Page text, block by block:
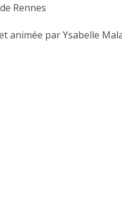
Rennes
animée par Ysabelle